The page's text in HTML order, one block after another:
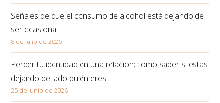
Señales de que el consumo de alcohol está dejando de
ser ocasional
8 de julio de 2026
Perder tu identidad en una relación: cómo saber si estás
dejando de lado quién eres
25 de junio de 2026